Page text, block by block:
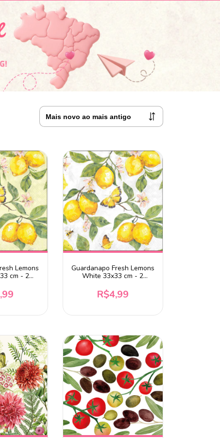
Lemons
cm - 2
Guardanapo Fresh Lemons
White 33x33 cm - 2
R$4,99